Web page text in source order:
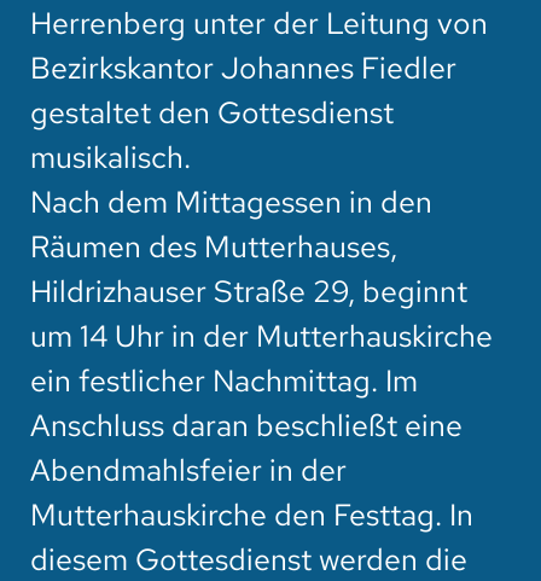
Herrenberg unter der Leitung von
Bezirkskantor Johannes Fiedler
gestaltet den Gottesdienst
musikalisch.
Nach dem Mittagessen in den
Räumen des Mutterhauses,
Hildrizhauser Straße 29, beginnt
um 14 Uhr in der Mutterhauskirche
ein festlicher Nachmittag. Im
Anschluss daran beschließt eine
Abendmahlsfeier in der
Mutterhauskirche den Festtag. In
diesem Gottesdienst werden die